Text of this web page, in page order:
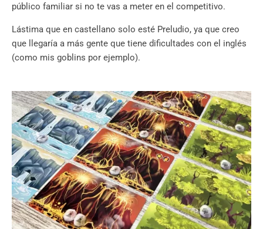
público familiar si no te vas a meter en el competitivo.
Lástima que en castellano solo esté Preludio, ya que creo
que llegaría a más gente que tiene dificultades con el inglés
(como mis goblins por ejemplo).